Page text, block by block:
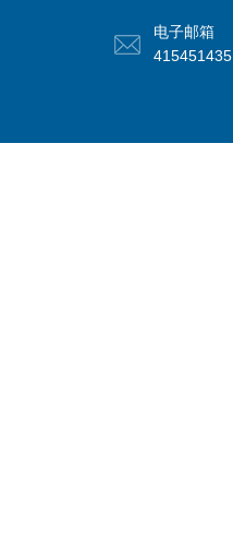
电子邮箱